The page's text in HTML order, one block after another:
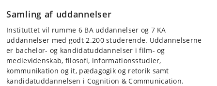
Samling af uddannelser
Instituttet vil rumme 6 BA uddannelser og 7 KA
uddannelser med godt 2.200 studerende. Uddannelserne
er bachelor- og kandidatuddannelser i film- og
medievidenskab, filosofi, informationsstudier,
kommunikation og it, pædagogik og retorik samt
kandidatuddannelsen i Cognition & Communication.